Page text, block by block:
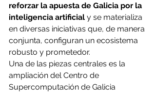
reforzar la apuesta de Galicia por la
inteligencia artificial y se materializa
en diversas iniciativas que, de manera
conjunta, configuran un ecosistema
robusto y prometedor.
Una de las piezas centrales es la
ampliación del Centro de
Supercomputación de Galicia